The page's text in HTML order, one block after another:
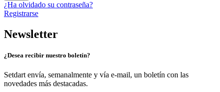
¿Ha olvidado su contraseña?
Registrarse
Newsletter
¿Desea recibir nuestro boletín?
Setdart envía, semanalmente y vía e-mail, un boletín con las
novedades más destacadas.